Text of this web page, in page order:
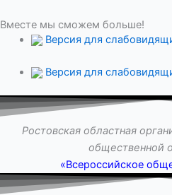
Вместе мы сможем больше!
Версия для
Версия для
Ростовская областная
общественной
«Всероссийское